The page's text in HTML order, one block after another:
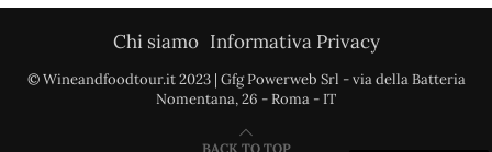
Chi siamo Informativa Privacy
© Wineandfoodtour.it 2023 | Gfg Powerweb Srl - via della Batteria
Nomentana, 26 - Roma - IT
BACK TO TOP